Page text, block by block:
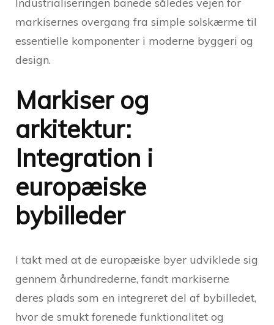
markisernes overgang fra simple solskærme til
essentielle komponenter i moderne byggeri og
design.
Markiser og
arkitektur:
Integration i
europæiske
bybilleder
I takt med at de europæiske byer udviklede sig
gennem århundrederne, fandt markiserne
deres plads som en integreret del af bybilledet,
hvor de smukt forenede funktionalitet og